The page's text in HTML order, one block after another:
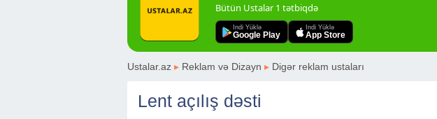
Bütün Ustalar 1 tətbiqdə
Indi Yüklə
Google Play
Indi Yüklə
App Store
Ustalar.az ▸ Reklam və Dizayn ▸ Digər reklam ustaları
Lent açılış dəsti